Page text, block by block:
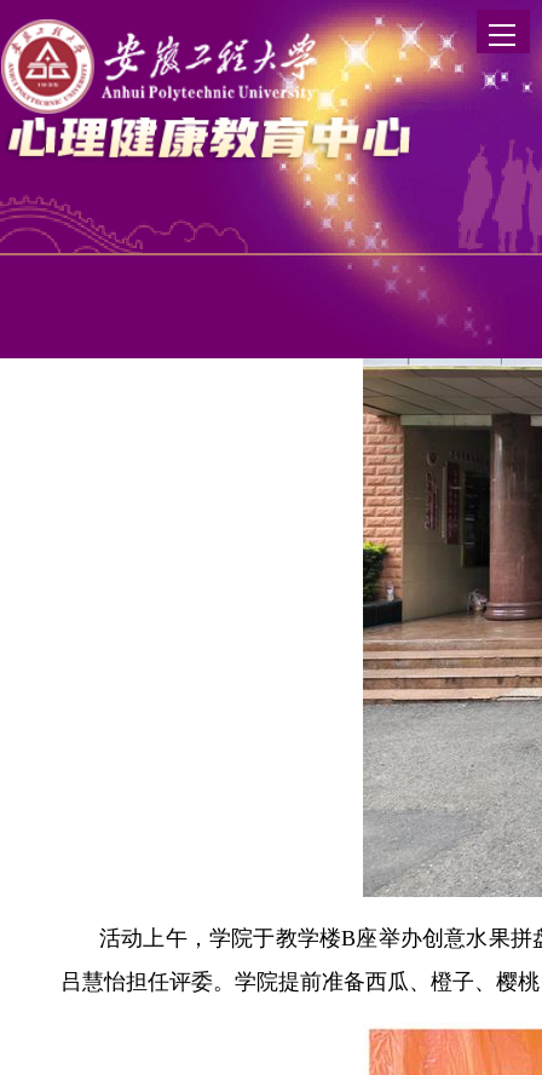
为扎实推进学生心理健康教育工作，丰富校
趣味活动，吸引全校众多学生踊跃参与。
活动上午，学院于教学楼B座举办创意水果拼
吕慧怡担任评委。学院提前准备西瓜、橙子、樱